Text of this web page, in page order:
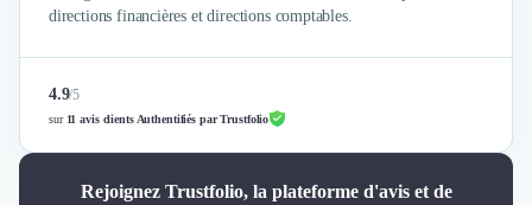
directions financières et directions comptables.
4.9/5
sur 11 avis clients Authentifiés par Trustfolio
Rejoignez Trustfolio, la plateforme d'avis et de